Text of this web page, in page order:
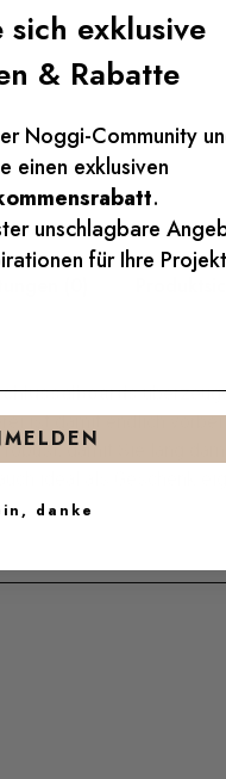
ist damit endlich
robust, damit Sie lang
auch ideal als Geschenk
sich exklusive
& Rabatte
Noggi-Community
einen exklusiven
.
unschlagbare
für Ihre
danke